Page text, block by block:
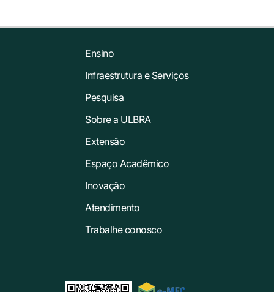
Ensino
Infraestrutura e Serviços
Pesquisa
Sobre a ULBRA
Extensão
Espaço Acadêmico
Inovação
Atendimento
Trabalhe conosco